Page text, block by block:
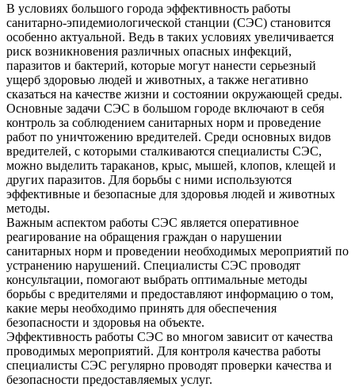
В условиях большого города эффективность работы
санитарно-эпидемиологической станции (СЭС) становится
особенно актуальной. Ведь в таких условиях увеличивается
риск возникновения различных опасных инфекций,
паразитов и бактерий, которые могут нанести серьезный
ущерб здоровью людей и животных, а также негативно
сказаться на качестве жизни и состоянии окружающей среды.
Основные задачи СЭС в большом городе включают в себя
контроль за соблюдением санитарных норм и проведение
работ по уничтожению вредителей. Среди основных видов
вредителей, с которыми сталкиваются специалисты СЭС,
можно выделить тараканов, крыс, мышей, клопов, клещей и
других паразитов. Для борьбы с ними используются
эффективные и безопасные для здоровья людей и животных
методы.
Важным аспектом работы СЭС является оперативное
реагирование на обращения граждан о нарушении
санитарных норм и проведении необходимых мероприятий по
устранению нарушений. Специалисты СЭС проводят
консультации, помогают выбрать оптимальные методы
борьбы с вредителями и предоставляют информацию о том,
какие меры необходимо принять для обеспечения
безопасности и здоровья на объекте.
Эффективность работы СЭС во многом зависит от качества
проводимых мероприятий. Для контроля качества работы
специалисты СЭС регулярно проводят проверки качества и
безопасности предоставляемых услуг.